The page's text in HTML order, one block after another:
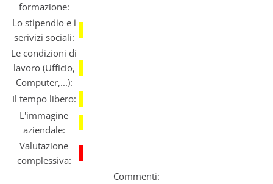
formazione:
Lo stipendio e i
serivizi sociali:
Le condizioni di
lavoro (Ufficio,
Computer,...):
Il tempo libero:
L'immagine
aziendale:
Valutazione
complessiva:
Commenti: